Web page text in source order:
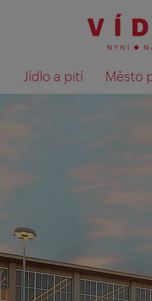
Jídlo a pití Město